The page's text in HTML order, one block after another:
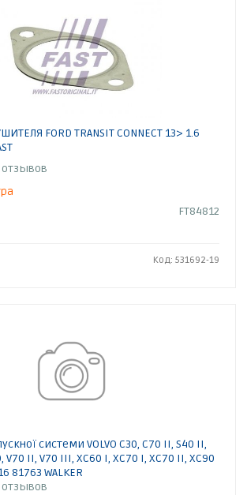
FORD TRANSIT CONNECT 13> 1.6
отзывов
FT84812
Код: 531692-19
системи VOLVO C30, C70 II, S40 II,
V70 II, V70 III, XC60 I, XC70 I, XC70 II, XC90
81763 WALKER
отзывов